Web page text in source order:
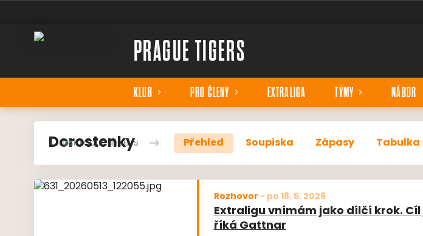
PRAGUE TIGERS
KLUB PRO ČLENY EXTRALIGA TÝMY NÁBOR
Dorostenky Přehled Soupiska Zápasy Tabulka
Rozhovor - po 18. 5. 2026
Extraligu vnímám jako dílčí krok.
říká Gattnar